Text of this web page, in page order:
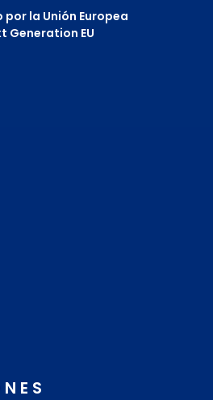
por la Unión Europea
Generation EU